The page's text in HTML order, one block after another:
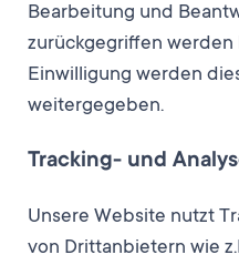
Bearbeitung und
zurückgegriffen werden
Einwilligung werden
weitergegeben.
Tracking- und
Unsere Website nutzt
von Drittanbietern wie